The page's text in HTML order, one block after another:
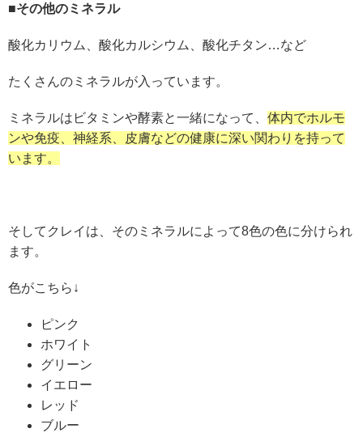
■その他のミネラル
酸化カリウム、酸化カルシウム、酸化チタン…など
たくさんのミネラルが入っています。
ミネラルはビタミンや酵素と一緒になって、 体内でホルモ
ンや免疫、神経系、皮膚などの健康に深い関わりを持って
います。
そしてクレイは、そのミネラルによって8色の色に分けられ
ます。
色がこちら↓
ピンク
ホワイト
グリーン
イエロー
レッド
ブルー